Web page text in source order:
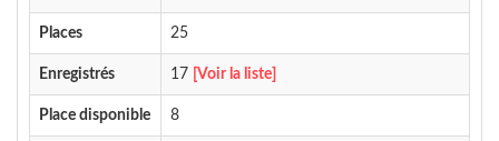
Places 25
Enregistrés 17 [Voir la liste]
Place disponible 8